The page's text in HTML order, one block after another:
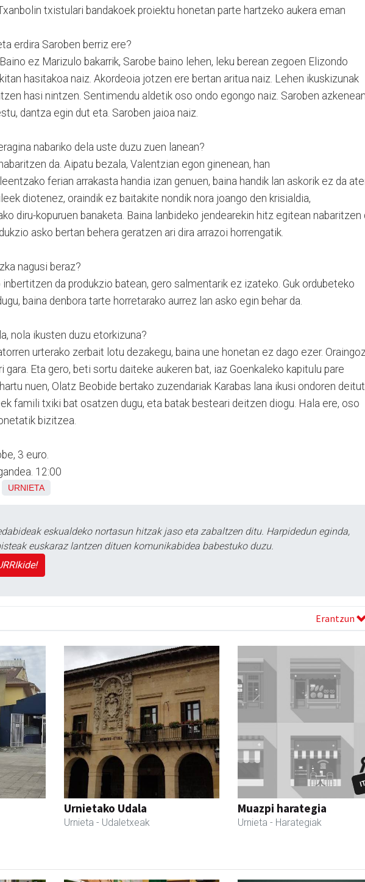
txistulari bandakoek proiektu honetan parte hartzeko aukera eman
erdira Saroben berriz ere?
Baino ez Marizulo bakarrik, Sarobe baino lehen, leku berean zegoen Elizondo
hasitakoa naiz. Akordeoia jotzen ere bertan aritua naiz. Lehen ikuskizunak
hasi nintzen. Sentimendu aldetik oso ondo egongo naiz. Saroben
dantza egin dut eta. Saroben jaioa naiz.
nabariko dela uste duzu zuen lanean?
da. Aipatu bezala, Valentzian egon ginenean, han
ferian arrakasta handia izan genuen, baina handik lan askorik ez da
diotenez, oraindik ez baitakite nondik nora joango den krisialdia,
diru-kopuruen banaketa. Baina lanbideko jendearekin hitz egitean nabaritzen
asko bertan behera geratzen ari dira arrazoi horrengatik.
nagusi beraz?
inbertitzen da produkzio batean, gero salmentarik ez izateko. Guk ordubeteko
baina denbora tarte horretarako aurrez lan asko egin behar da.
nola ikusten duzu etorkizuna?
urterako zerbait lotu dezakegu, baina une honetan ez dago ezer.
gara. Eta gero, beti sortu daiteke aukeren bat, iaz Goenkaleko kapitulu pare
nuen, Olatz Beobide bertako zuzendariak Karabas lana ikusi ondoren
famili txiki bat osatzen dugu, eta batak besteari deitzen diogu. Hala ere, oso
bizitzea.
3 euro.
12:00
URNIETA
eskualdeko nortasun hitzak jaso eta zabaltzen ditu. Harpidedun eginda,
euskaraz lantzen dituen komunikabidea babestuko duzu.
Erantzun
Urnietako Udala
Urnieta - Udaletxeak
Muazpi harategia
Urnieta - Harategiak